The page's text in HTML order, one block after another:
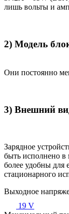
лишь вольты и
2) Модель
Они постоянно
3) Внешний
Зарядное
быть исполнено
более удобны для
стационарного
Выходное
19 V